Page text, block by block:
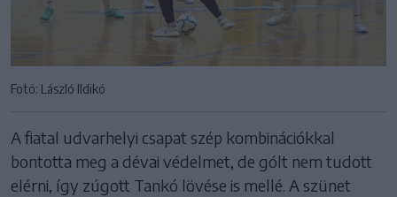
Fotó: László Ildikó
A fiatal udvarhelyi csapat szép kombinációkkal
bontotta meg a dévai védelmet, de gólt nem tudott
elérni, így zúgott Tankó lövése is mellé. A szünet